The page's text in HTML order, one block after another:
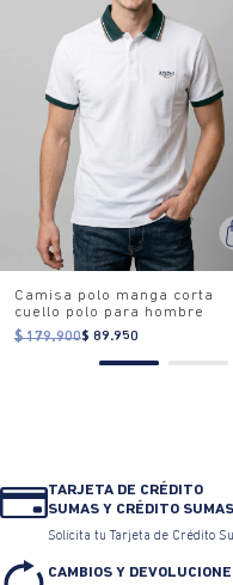
Camisa polo manga corta
cuello polo para hombre
$ 179.900$ 89.950
TARJETA DE CRÉDITO
SUMAS Y CRÉDITO SUMAS
Solicita tu Tarjeta de Crédito
CAMBIOS Y